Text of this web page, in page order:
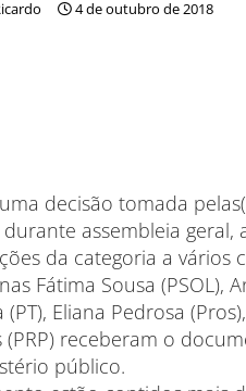
4 de outubro de 2018
decisão tomada
assembleia
da categoria a
Fátima Sousa (PSOL),
(PT), Eliana Pedrosa
(PRP) receberam o
público.